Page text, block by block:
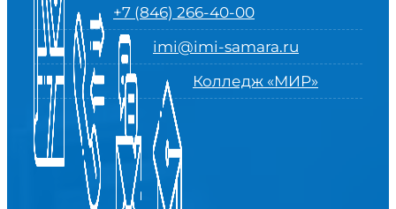
+7 (846) 266-40-00
imi@imi-samara.ru
Колледж «МИР»